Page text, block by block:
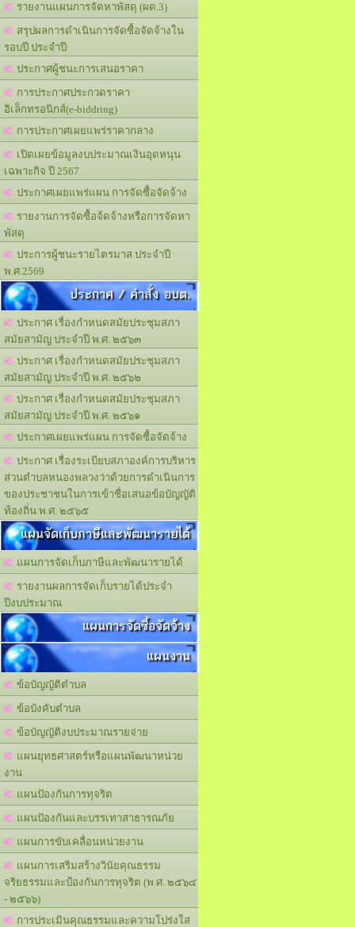
รายงานแผนการจัดหาพัสดุ (ผด.3)
สรุปผลการดำเนินการจัดซื้อจัดจ้างใน
รอบปี ประจำปี
ประกาศผู้ชนะการเสนอราคา
การประกาศประกวดราคา
อิเล็กทรอนิกส์(e-biddring)
การประกาศเผยแพร่ราคากลาง
เปิดเผยข้อมูลงบประมาณเงินอุดหนุน
เฉพาะกิจ ปี 2567
ประกาศเผยแพร่แผน การจัดซื้อจัดจ้าง
รายงานการจัดซื้อจ้ดจ้างหรือการจัดหา
พัสดุ
ประการผู้ชนะรายไตรมาส ประจำปี
พ.ศ.2569
ประกาศ / คำสั่ง อบต.
ประกาศ เรื่องกำหนดสมัยประชุมสภา
สมัยสามัญ ประจำปี พ.ศ. ๒๕๖๓
ประกาศ เรื่องกำหนดสมัยประชุมสภา
สมัยสามัญ ประจำปี พ.ศ. ๒๕๖๒
ประกาศ เรื่องกำหนดสมัยประชุมสภา
สมัยสามัญ ประจำปี พ.ศ. ๒๕๖๑
ประกาศเผยแพร่แผน การจัดซื้อจัดจ้าง
ประกาศ เรื่องระเบียบสภาองค์การบริหาร
ส่วนตำบลหนองพลวงว่าด้วยการดำเนินการ
ของประชาชนในการเข้าชื่อเสนอข้อบัญญัติ
ท้องถิ่น พ.ศ. ๒๕๖๕
แผนจัดเก็บภาษีและพัฒนารายได้
แผนการจัดเก็บภาษีและพัฒนารายได้
รายงานผลการจัดเก็บรายได้ประจำ
ปีงบประมาณ
แผนการจัดซื้อจัดจ้าง
แผนงาน
ข้อบัญญัติตำบล
ข้อบังคับตำบล
ข้อบัญญัติงบประมาณรายจ่าย
แผนยุทธศาสตร์หรือแผนพัฒนาหน่วย
งาน
แผนปัองกันการทุจริต
แผนปัองกันและบรรเทาสาธารณภัย
แผนการขับเคลื่อนหน่วยงาน
แผนการเสริมสร้างวินัยคุณธรรม
จริยธรรมและป้องกันการทุจริต (พ.ศ. ๒๕๖๔
- ๒๕๖๖)
การประเมินคุณธรรมและความโปร่งใส